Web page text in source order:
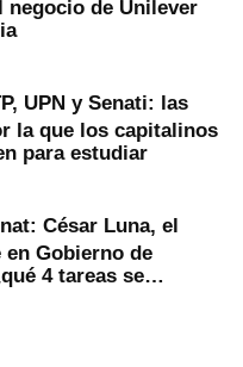
negocio de Unilever
UPN y Senati: las
la que los capitalinos
para estudiar
César Luna, el
Gobierno de
4 tareas se